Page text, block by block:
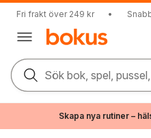
Fri frakt över 249 kr •
Sök bok, spel,
Skapa nya rutiner –